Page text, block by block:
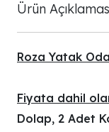
Ürün
Roza Yatak
Fiyata dahil
Dolap, 2 Adet